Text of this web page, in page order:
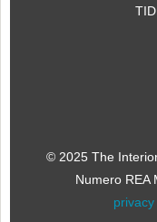
TID
© 2025 The
Numero REA
privacy